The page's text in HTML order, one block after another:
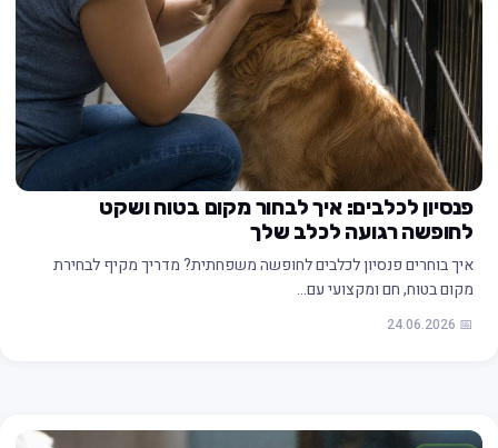
פנסיון לכלבים: איך לבחור מקום בטוח ושקט
לחופשה רגועה לכלב שלך
איך בוחרים פנסיון לכלבים לחופשה משפחתית? מדריך מקיף לבחירת
מקום בטוח, חם ומקצועי עם…
📅 24.06.2026